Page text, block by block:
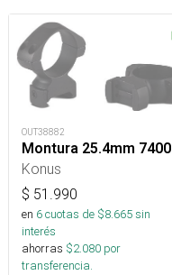
OUT38882
Montura 25.4mm 7400
Konus
$ 51.990
en 6cuotas de $8.665sin
interés
ahorras $2.080 por
transferencia.